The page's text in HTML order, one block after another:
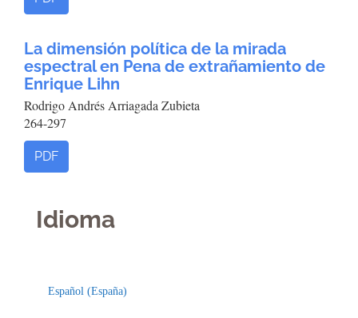
La dimensión política de la mirada
espectral en Pena de extrañamiento de
Enrique Lihn
Rodrigo Andrés Arriagada Zubieta
264-297
PDF
Idioma
Español (España)
Indexaciones
Licencia